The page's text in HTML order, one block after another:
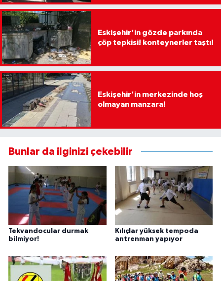
Eskişehir'in gözde parkında
çöp tepkisi! konteynerler taştı!
Eskişehir'in merkezinde hoş
olmayan manzara!
Bunlar da ilginizi çekebilir
Tekvandocular durmak
bilmiyor!
Kılıçlar yüksek tempoda
antrenman yapıyor